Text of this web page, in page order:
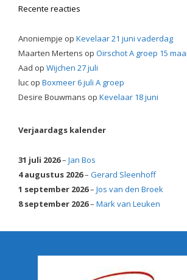
Recente reacties
Anoniempje op Kevelaar 21 juni vaderdag
Maarten Mertens op Oirschot A groep 15
Aad op Wijchen 27 juli
luc op Boxmeer 6 juli A groep
Desire Bouwmans op Kevelaar 18 juni
Verjaardags kalender
31 juli 2026– Jan Bos
4 augustus 2026– Gerard Sleenhoff
1 september 2026– Jos van den Broek
8 september 2026– Mark van Leuken